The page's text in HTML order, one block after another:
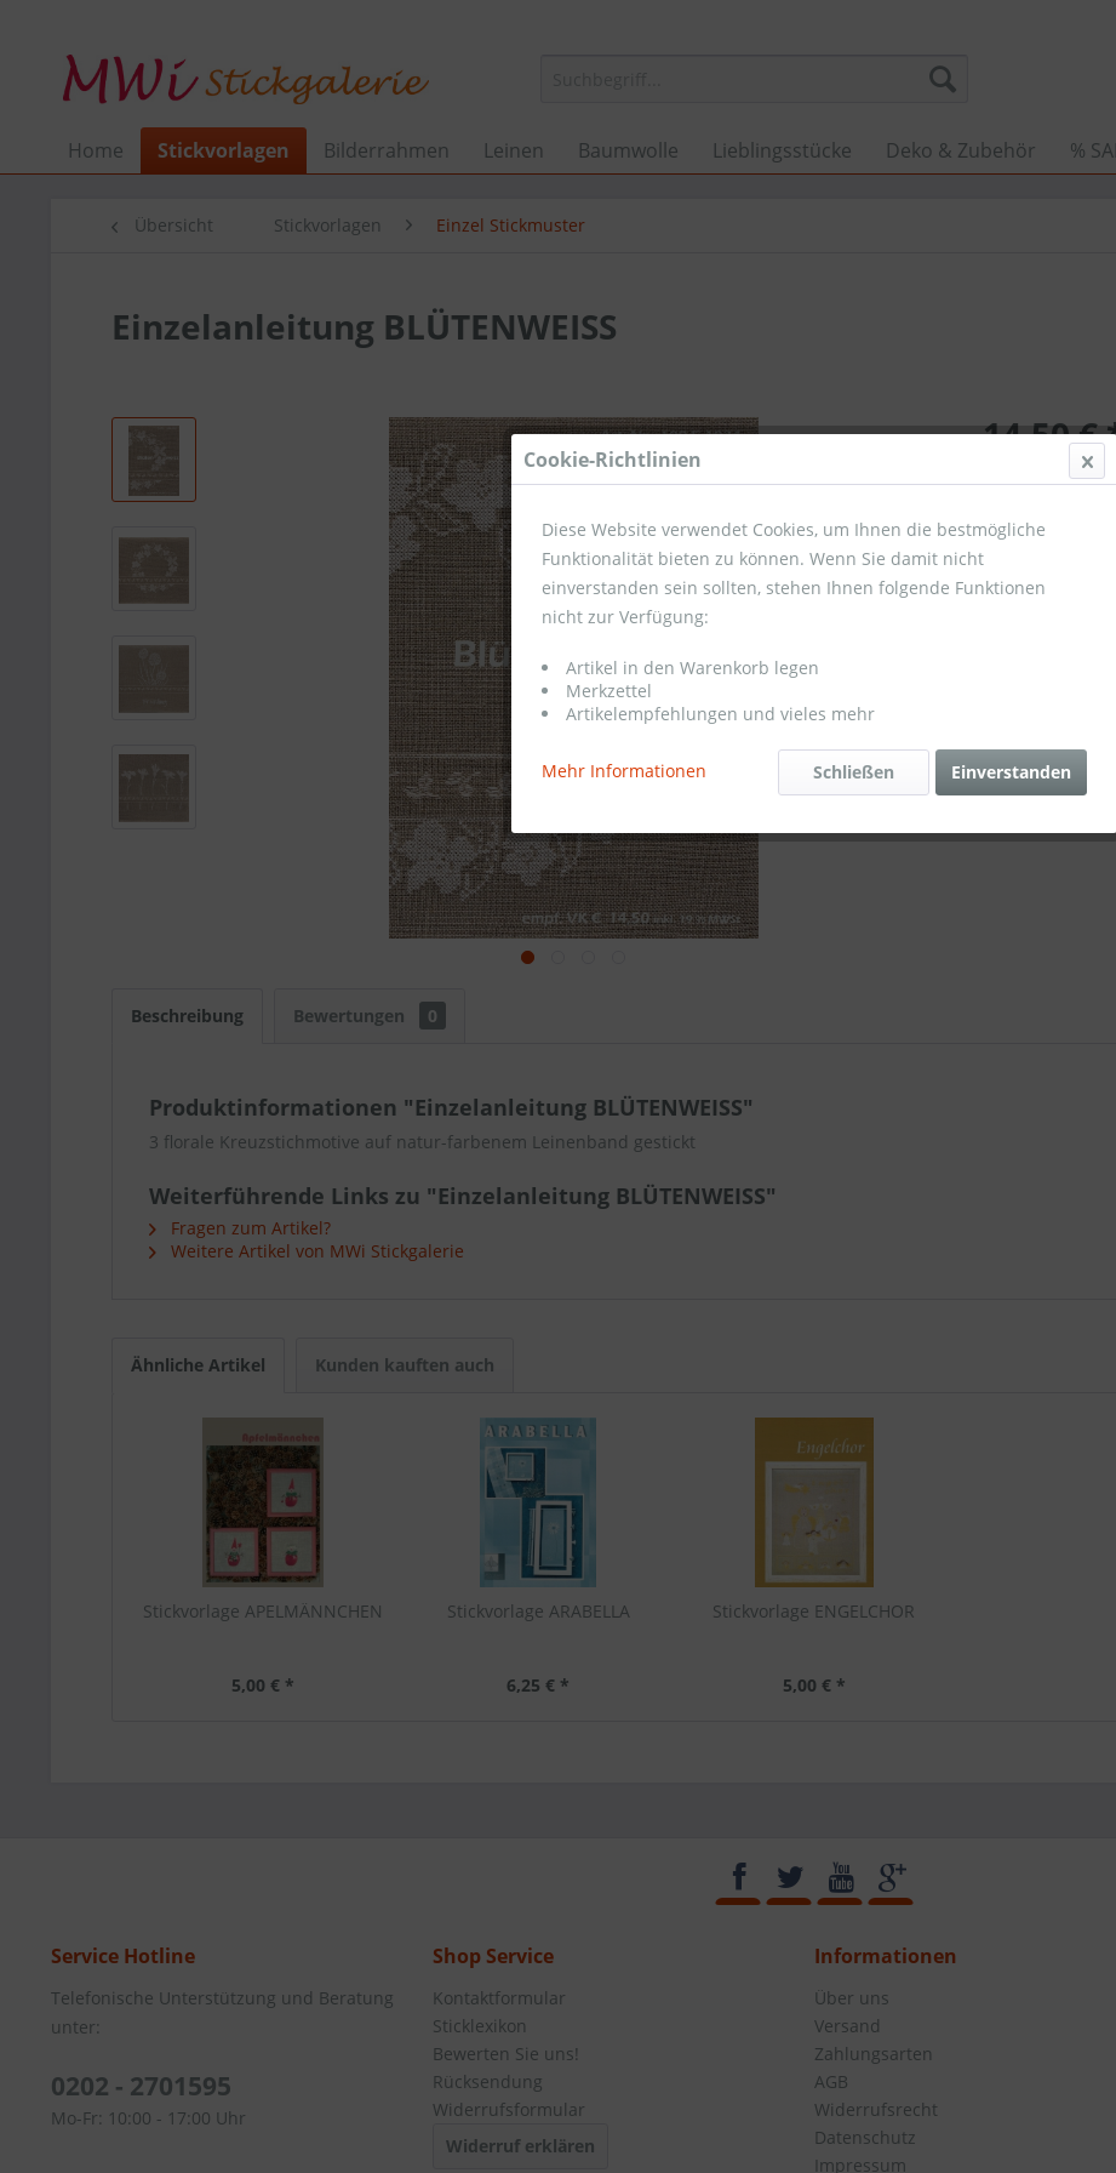
Home Stickvorlagen Bilderrahmen Leinen Baumwolle Lieblingsstücke Deko & Zubehör %
Übersicht Stickvorlagen Einzel Stickmuster
Einzelanleitung BLÜTENWEISS
14,50 €
Sofort
Merken
Beschreibung Bewertungen 0
Produktinformationen "Einzelanleitung BLÜTENWEISS"
3 florale Kreuzstichmotive auf natur-farbenem Leinenband gestickt
Weiterführende Links zu "Einzelanleitung BLÜTENWEISS"
Fragen zum Artikel?
Weitere Artikel von MWi Stickgalerie
Ähnliche Artikel Kunden kauften auch
Stickvorlage APELMÄNNCHEN
5,00 € *
Stickvorlage ARABELLA
6,25 € *
Stickvorlage ENGELCHOR
5,00 € *
Service Hotline
Telefonische Unterstützung und Beratung
unter:
0202 - 2701595
Mo-Fr: 10:00 - 17:00 Uhr
Shop Service
Kontaktformular
Sticklexikon
Bewerten Sie uns!
Rücksendung
Widerrufsformular
Widerruf erklären
Informationen
Über uns
Versand
Zahlungsarten
AGB
Widerrufsrecht
Datenschutz
Impressum
Cookie-Richtlinien
Diese Website verwendet Cookies, um Ihnen die bestmögliche
Funktionalität bieten zu können. Wenn Sie damit nicht
einverstanden sein sollten, stehen Ihnen folgende Funktionen
nicht zur Verfügung:
Artikel in den Warenkorb legen
Merkzettel
Artikelempfehlungen und vieles mehr
Mehr Informationen Einverstanden
Schließen